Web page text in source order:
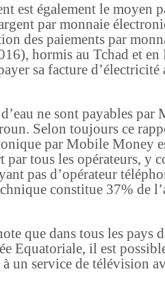
est également le moyen
par monnaie
des paiements par
hormis au Tchad et
sa facture
ne sont payables
Selon toujours ce
par Mobile Money
par tous les opérateurs, y
pas d’opérateur
constitue 37% de
que dans tous les pays
Equatoriale, il est
à un service de télévision